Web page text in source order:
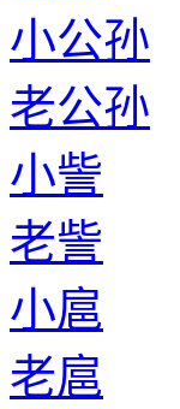
小公孙
老公孙
小訾
老訾
小扈
老扈